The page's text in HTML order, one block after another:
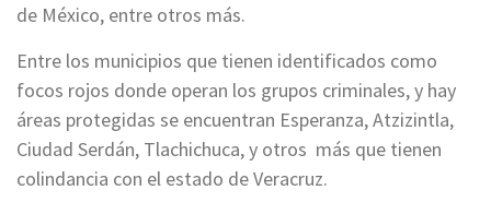
de México, entre otros más.
Entre los municipios que tienen identificados como
focos rojos donde operan los grupos criminales, y hay
áreas protegidas se encuentran Esperanza, Atzizintla,
Ciudad Serdán, Tlachichuca, y otros más que tienen
colindancia con el estado de Veracruz.